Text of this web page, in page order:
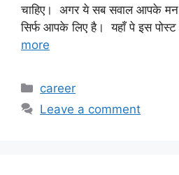
चाहिए। अगर ये सब सवाल आपके मन
सिर्फ आपके लिए है। यहाँ पे इस
more
Categories
career
Leave a comment